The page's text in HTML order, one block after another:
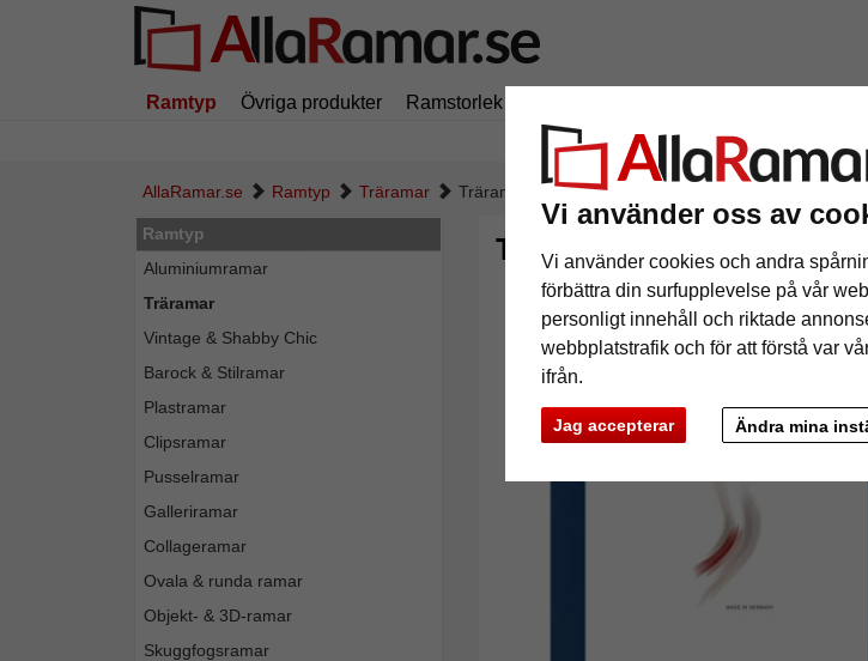
Vi använder oss av
Vi använder cookies och andra
förbättra din surfupplevelse på vår
personligt innehåll och riktade
webbplatstrafik och för att förstå var
ifrån.
Jag accepterar Ändra mina
Ramtyp Övriga produkter Ramstorlek
195 kr i leveranskostnad.
AllaRamar.se Ramtyp Träramar Träram Bentley
Ramtyp
Aluminiumramar
Träramar
Vintage & Shabby Chic
Barock & Stilramar
Plastramar
Clipsramar
Pusselramar
Galleriramar
Collageramar
Ovala & runda ramar
Objekt- & 3D-ramar
Skuggfogsramar
Träram Bentley